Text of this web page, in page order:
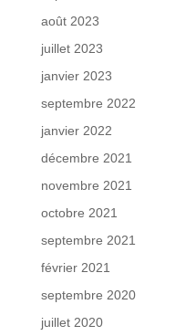
août 2023
juillet 2023
janvier 2023
septembre 2022
janvier 2022
décembre 2021
novembre 2021
octobre 2021
septembre 2021
février 2021
septembre 2020
juillet 2020